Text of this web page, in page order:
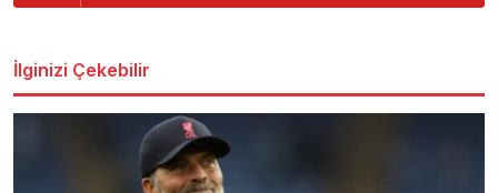
İlginizi Çekebilir